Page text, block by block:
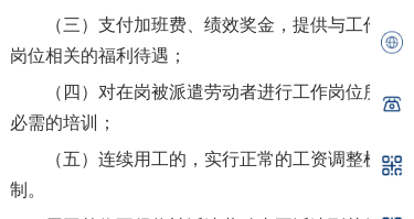
（三）支付加班费、绩效奖金，提供与工作
岗位相关的福利待遇；
（四）对在岗被派遣劳动者进行工作岗位所
必需的培训；
（五）连续用工的，实行正常的工资调整机
制。